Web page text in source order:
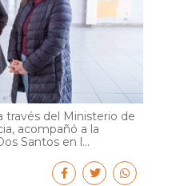
través del Ministerio de
acompañó a la
Santos en l...